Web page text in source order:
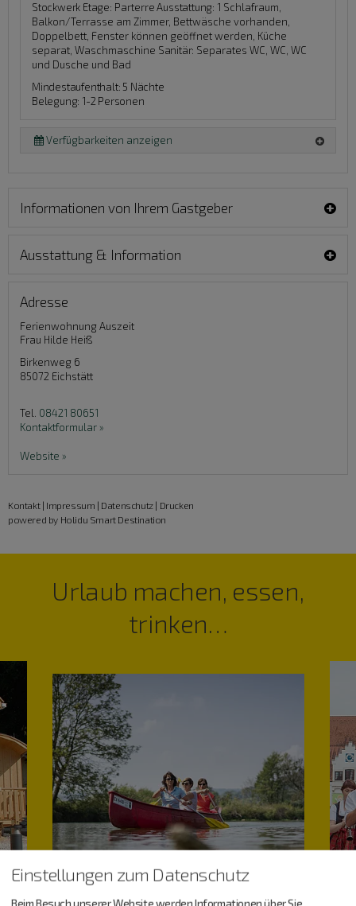
Stockwerk Etage: ParterreAusstattung: 1 Schlafraum,
Balkon/Terrasse am Zimmer, Bettwäsche vorhanden,
Doppelbett, Fenster können geöffnet werden, Küche
separat, Waschmaschine Sanitär: Separates WC, WC, WC
und Dusche und Bad
Mindestaufenthalt: 5 Nächte
Belegung: 1-2 Personen
Verfügbarkeiten anzeigen
Informationen von Ihrem Gastgeber
Ausstattung & Information
Adresse
Ferienwohnung Auszeit
Frau Hilde Heiß
Birkenweg 6
85072 Eichstätt
Tel. 08421 80651
Kontaktformular »
Website »
Kontakt| Impressum | Datenschutz| Drucken
powered by Holidu Smart Destination
Urlaub machen, essen,
trinken…
Einstellungen zum Datenschutz
Beim Besuch unserer Website werden Informationen über Sie